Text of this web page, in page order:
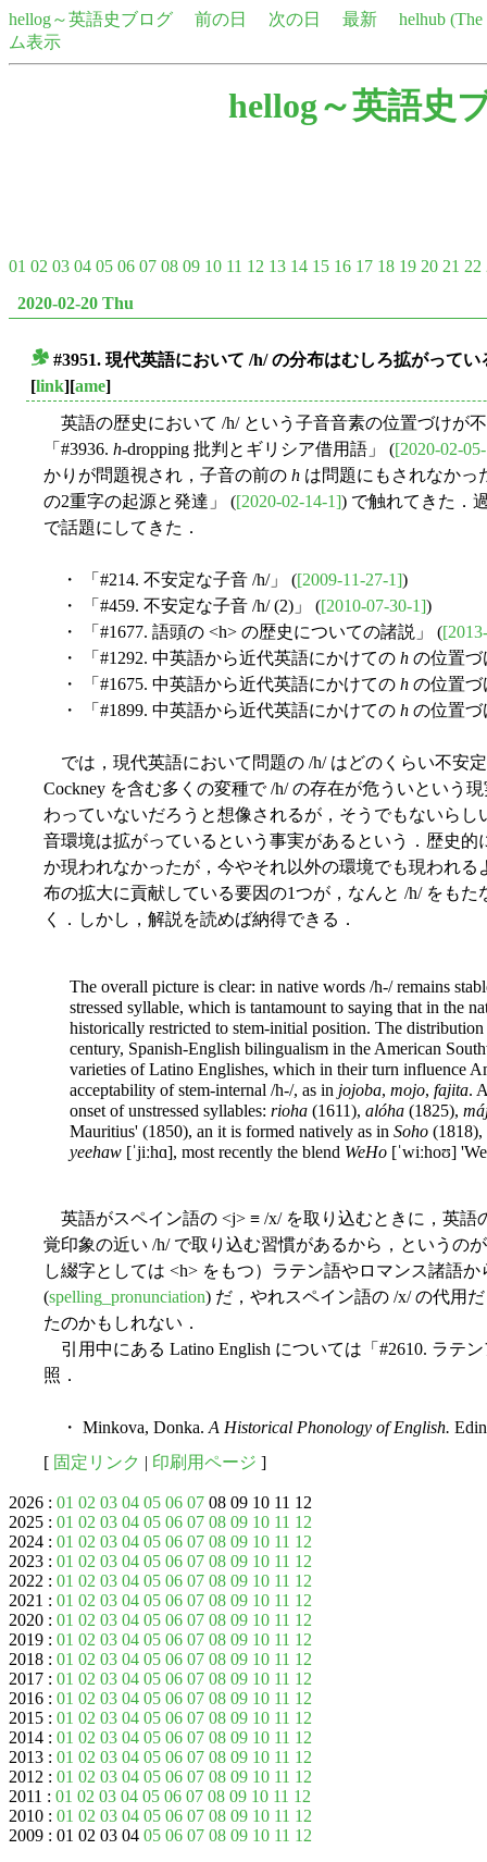
hellog～英語史ブログ 前の日 次の日 最新
helhub
ム表示
hellog～英語史
01 02 03 04 05 06 07 08 09 10 11 12 13 14 15 16 17 18 19 20 21 22
2020-02-20 Thu
#3951. 現代英語において /h/ の分布はむしろ拡がってい
[link][ame]
英語の歴史において /h/ という子音音素の位置づけが
「#3936. h-dropping 批判とギリシア借用語」 ([2020-02-
かりが問題視され，子音の前の h は問題にもされなかっ
の2重字の起源と発達」 ([2020-02-14-1]) で触れてきた．
で話題にしてきた．
・ 「#214. 不安定な子音 /h/」 ([2009-11-27-1])
・ 「#459. 不安定な子音 /h/ (2)」 ([2010-07-30-1])
・ 「#1677. 語頭の <h> の歴史についての諸説」 (
・ 「#1292. 中英語から近代英語にかけての h の位置づ
・ 「#1675. 中英語から近代英語にかけての h の位置づ
・ 「#1899. 中英語から近代英語にかけての h の位置づ
では，現代英語において問題の /h/ はどのくらい不安
Cockney を含む多くの変種で /h/ の存在が危ういという
わっていないだろうと想像されるが，そうでもないらし
音環境は拡がっているという事実があるという．歴史
か現われなかったが，今やそれ以外の環境でも現われ
布の拡大に貢献している要因の1つが，なんと /h/ をも
く．しかし，解説を読めば納得できる．
The overall picture is clear: in native words /h-/ remains
stressed syllable, which is tantamount to saying that in the
historically restricted to stem-initial position. The
century, Spanish-English bilingualism in the American
varieties of Latino Englishes, which in their turn influence
acceptability of stem-internal /h-/, as in jojoba, mojo, fajita.
onset of unstressed syllables: rioha (1611), alóha (1825),
Mauritius' (1850), an it is formed natively as in Soho
yeehaw [ˈjiːhɑ], most recently the blend WeHo [ˈwiːhoʊ]
英語がスペイン語の <j> ≡ /x/ を取り込むときに，英語
覚印象の近い /h/ で取り込む習慣があるから，というの
し綴字としては <h> をもつ）ラテン語やロマンス諸語
(spelling_pronunciation) だ，やれスペイン語の /x/ の代用
たのかもしれない．
引用中にある Latino English については「#2610. ラテ
照．
・ Minkova, Donka. A Historical Phonology of English.
[ 固定リンク | 印刷用ページ ]
2026 : 01 02 03 04 05 06 07 08 09 10 11 12
2025 : 01 02 03 04 05 06 07 08 09 10 11 12
2024 : 01 02 03 04 05 06 07 08 09 10 11 12
2023 : 01 02 03 04 05 06 07 08 09 10 11 12
2022 : 01 02 03 04 05 06 07 08 09 10 11 12
2021 : 01 02 03 04 05 06 07 08 09 10 11 12
2020 : 01 02 03 04 05 06 07 08 09 10 11 12
2019 : 01 02 03 04 05 06 07 08 09 10 11 12
2018 : 01 02 03 04 05 06 07 08 09 10 11 12
2017 : 01 02 03 04 05 06 07 08 09 10 11 12
2016 : 01 02 03 04 05 06 07 08 09 10 11 12
2015 : 01 02 03 04 05 06 07 08 09 10 11 12
2014 : 01 02 03 04 05 06 07 08 09 10 11 12
2013 : 01 02 03 04 05 06 07 08 09 10 11 12
2012 : 01 02 03 04 05 06 07 08 09 10 11 12
2011 : 01 02 03 04 05 06 07 08 09 10 11 12
2010 : 01 02 03 04 05 06 07 08 09 10 11 12
2009 : 01 02 03 04 05 06 07 08 09 10 11 12